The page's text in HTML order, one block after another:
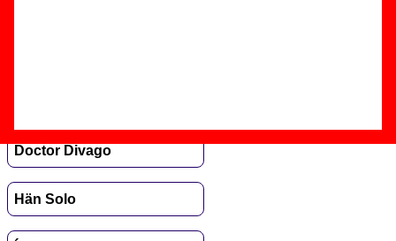
Doctor Divago
Hän Solo